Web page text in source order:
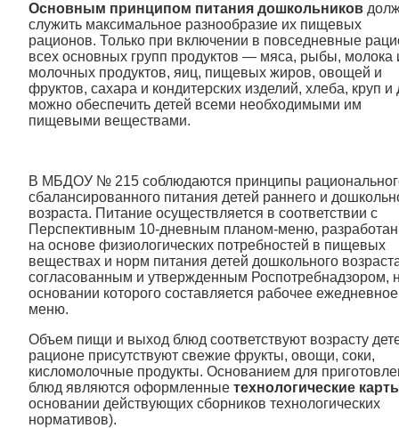
Основным принципом питания дошкольников
служить максимальное разнообразие их пищевых
рационов. Только при включении в повседневные
всех основных групп продуктов — мяса, рыбы, молока
молочных продуктов, яиц, пищевых жиров, овощей и
фруктов, сахара и кондитерских изделий, хлеба, круп и
можно обеспечить детей всеми необходимыми им
пищевыми веществами.
В МБДОУ № 215 соблюдаются принципы
сбалансированного питания детей раннего и
возраста. Питание осуществляется в соответствии с
Перспективным 10-дневным планом-меню,
на основе физиологических потребностей в пищевых
веществах и норм питания детей дошкольного
согласованным и утвержденным Роспотребнадзором,
основании которого составляется рабочее ежедневное
меню.
Объем пищи и выход блюд соответствуют возрасту
рационе присутствуют свежие фрукты, овощи, соки,
кисломолочные продукты. Основанием для
блюд являются оформленные технологические
основании действующих сборников технологических
нормативов).